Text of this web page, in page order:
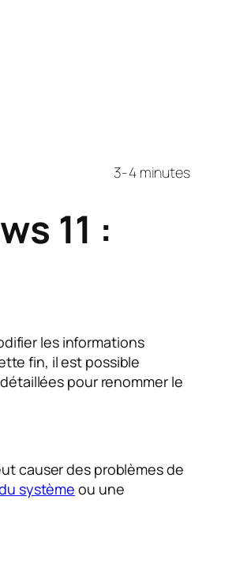
3-4 minutes
11 :
les informations
fin, il est possible
pour renommer le
causer des problèmes de
système ou une